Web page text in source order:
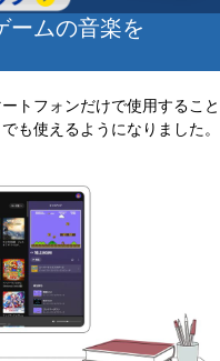
ームの音楽を
トフォンだけで使用すること
も使えるようになりました。